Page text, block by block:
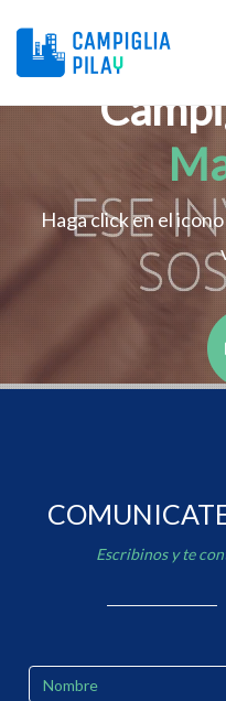
Haga click en el
Escribinos y te